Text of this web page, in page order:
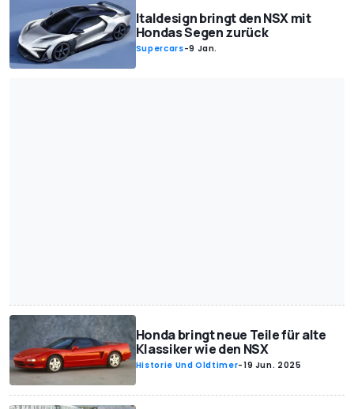
Italdesign bringt den NSX mit
Hondas Segen zurück
Supercars-9 Jan.
Honda bringt neue Teile für alte
Klassiker wie den NSX
Historie Und Oldtimer-19 Jun. 2025